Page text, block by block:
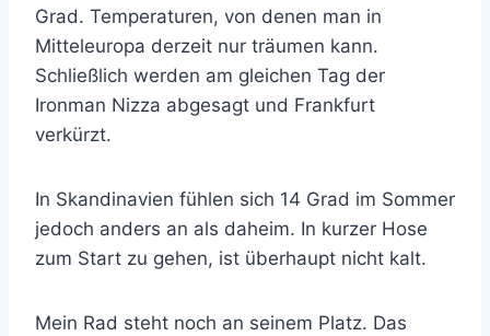
Grad. Temperaturen, von denen man in
Mitteleuropa derzeit nur träumen kann.
Schließlich werden am gleichen Tag der
Ironman Nizza abgesagt und Frankfurt
verkürzt.
In Skandinavien fühlen sich 14 Grad im Sommer
jedoch anders an als daheim. In kurzer Hose
zum Start zu gehen, ist überhaupt nicht kalt.
Mein Rad steht noch an seinem Platz. Das